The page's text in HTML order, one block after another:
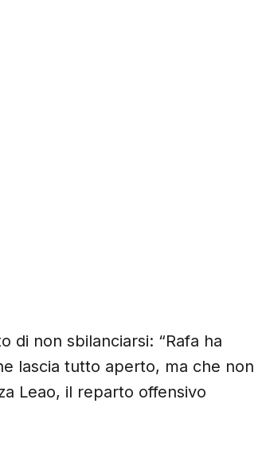
di non sbilanciarsi: “Rafa ha
lascia tutto aperto, ma che non
Leao, il reparto offensivo